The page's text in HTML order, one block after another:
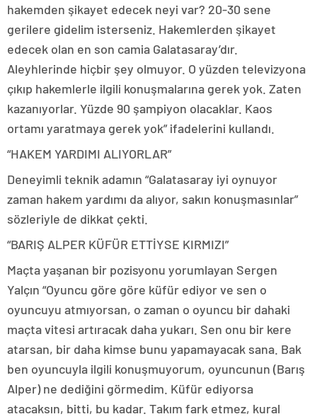
hakemden şikayet edecek neyi var? 20-30 sene
gerilere gidelim isterseniz. Hakemlerden şikayet
edecek olan en son camia Galatasaray’dır.
Aleyhlerinde hiçbir şey olmuyor. O yüzden televizyona
çıkıp hakemlerle ilgili konuşmalarına gerek yok. Zaten
kazanıyorlar. Yüzde 90 şampiyon olacaklar. Kaos
ortamı yaratmaya gerek yok” ifadelerini kullandı.
“HAKEM YARDIMI ALIYORLAR”
Deneyimli teknik adamın “Galatasaray iyi oynuyor
zaman hakem yardımı da alıyor, sakın konuşmasınlar”
sözleriyle de dikkat çekti.
“BARIŞ ALPER KÜFÜR ETTİYSE KIRMIZI”
Maçta yaşanan bir pozisyonu yorumlayan Sergen
Yalçın “Oyuncu göre göre küfür ediyor ve sen o
oyuncuyu atmıyorsan, o zaman o oyuncu bir dahaki
maçta vitesi artıracak daha yukarı. Sen onu bir kere
atarsan, bir daha kimse bunu yapamayacak sana. Bak
ben oyuncuyla ilgili konuşmuyorum, oyuncunun (Barış
Alper) ne dediğini görmedim. Küfür ediyorsa
atacaksın, bitti, bu kadar. Takım fark etmez, kural